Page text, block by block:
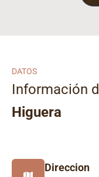
DATOS
Información
Higuera
Direccion